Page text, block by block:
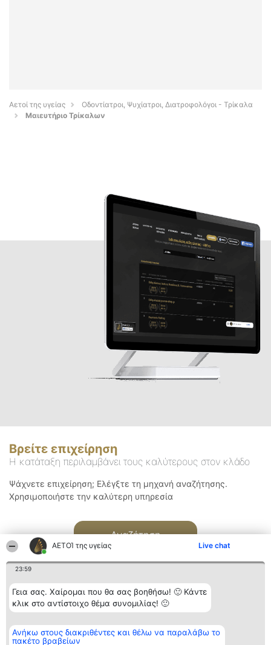
ΑΕΤΟΊ της υγείας Live chat
23:59
Γεια σας. Χαίρομαι που θα σας βοηθήσω! 🙂 Κάντε
κλικ στο αντίστοιχο θέμα συνομιλίας! 🙂
Ανήκω στους διακριθέντες και θέλω να παραλάβω το
πακέτο βραβείων
Αετοί της υγείας
Οδοντίατροι, Ψυχίατροι, Διατροφολόγοι - Τρίκαλα
Μαιευτήριο Τρίκαλων
Βρείτε επιχείρηση
Η κατάταξη περιλαμβάνει τους καλύτερους στον κλάδο
Ψάχνετε επιχείρηση; Ελέγξτε τη μηχανή αναζήτησης.
Χρησιμοποιήστε την καλύτερη υπηρεσία
Αναζήτηση
Διοργανωτής της
κατάταξης
BEAUTIFUL COMPANY
Κατάταξη
Διακριθέντες
Επικοινωνία
Επικοινωνία